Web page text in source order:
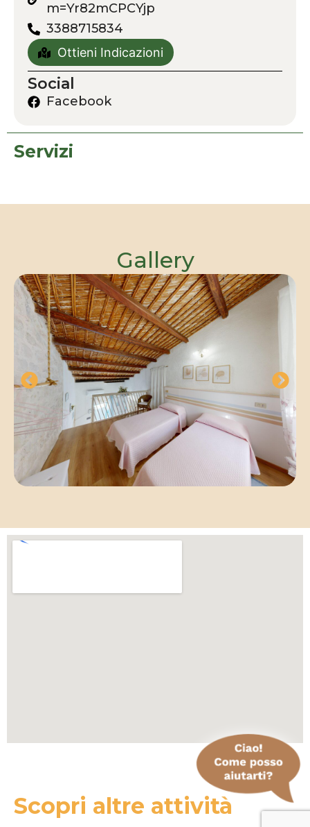
m=Yr82mCPCYjp
3388715834
Ottieni Indicazioni
Social
Facebook
Servizi
Gallery
Scopri altre attività